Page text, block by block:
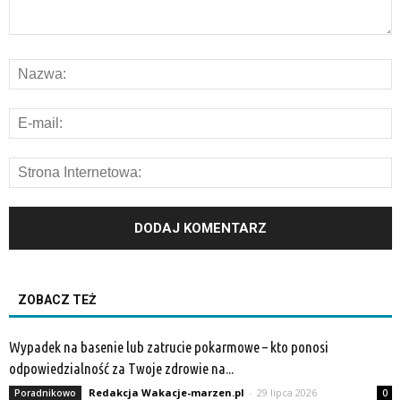
ZOBACZ TEŻ
Wypadek na basenie lub zatrucie pokarmowe – kto ponosi
odpowiedzialność za Twoje zdrowie na...
Poradnikowo Redakcja Wakacje-marzen.pl - 29 lipca 2026 0